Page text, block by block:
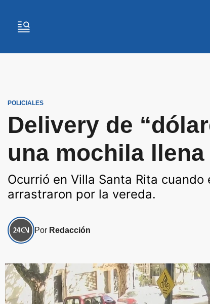
POLICIALES
Delivery de
una mochila
Ocurrió en Villa Santa Rita
arrastraron por la vereda.
Por Redacción